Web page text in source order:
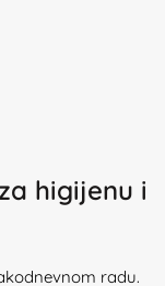
higijenu i
radu.